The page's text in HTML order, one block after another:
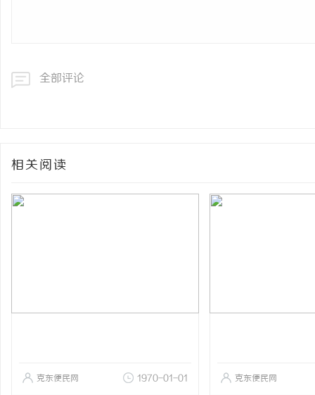
全部评论
相关阅读
克东便民网 1970-01-01 克东便民网